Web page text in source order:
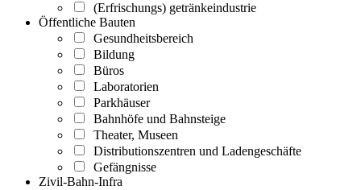
(Erfrischungs) getränkeindustrie
Öffentliche Bauten
Gesundheitsbereich
Bildung
Büros
Laboratorien
Parkhäuser
Bahnhöfe und Bahnsteige
Theater, Museen
Distributionszentren und Ladengeschäfte
Gefängnisse
Zivil-Bahn-Infra